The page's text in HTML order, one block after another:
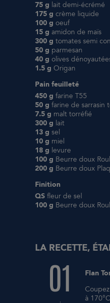
75 g lait demi-écrémé
175 g crème liquide
100 g oeuf
15 g amidon de maïs
300 g tomates semi
50 g parmesan
40 g olives
1.5 g Origan
Pain feuilleté
450 g farine T55
50 g farine de sarrasin
7.5 g malt torréfié
300 g lait
13 g sel
10 g miel
18 g levure
100 g Beurre doux
200 g Beurre doux
Finition
QS fleur de sel
100 g Beurre doux
LA RECETTE,
01
Flan
à